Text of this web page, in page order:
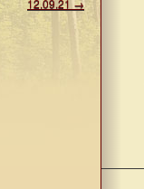
12.09.21 →